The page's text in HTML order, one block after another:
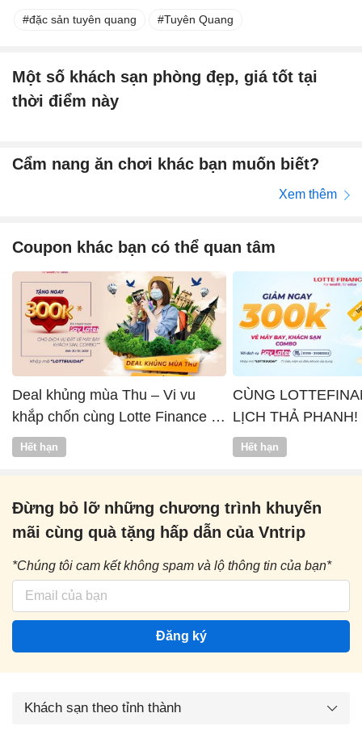
đặc sản tuyên quang Tuyên Quang
Một số khách sạn phòng đẹp, giá tốt tại
thời điểm này
Cẩm nang ăn chơi khác bạn muốn biết?
Xem thêm
Coupon khác bạn có thể quan tâm
Deal khủng mùa Thu – Vi vu
khắp chốn cùng Lotte Finance x
Vntrip
Hết hạn
CÙNG
LỊCH THẢ PHANH!
Hết hạn
Đừng bỏ lỡ những chương trình khuyến
mãi cùng quà tặng hấp dẫn của Vntrip
*Chúng tôi cam kết không spam và lộ thông tin của bạn*
Đăng ký
Khách sạn theo tỉnh thành